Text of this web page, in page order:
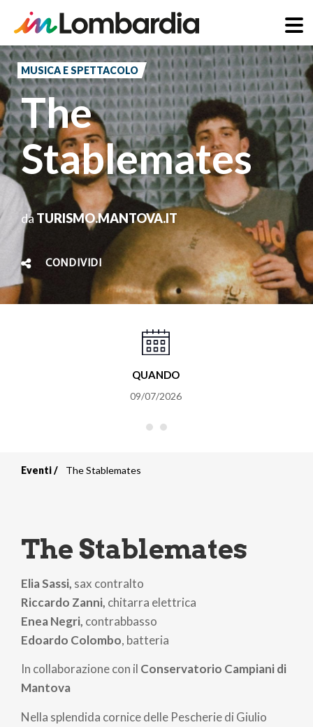
Salta
al
contenuto
principale
MUSICA E SPETTACOLO
The
Stablemates
da TURISMO.MANTOVA.IT
CONDIVIDI
QUANDO
09/07/2026
pane
Eventi The Stablemates
The Stablemates
Elia Sassi, sax contralto
Riccardo Zanni, chitarra elettrica
Enea Negri, contrabbasso
Edoardo Colombo, batteria
In collaborazione con il Conservatorio Campiani di
Mantova
Nella splendida cornice delle Pescherie di Giulio